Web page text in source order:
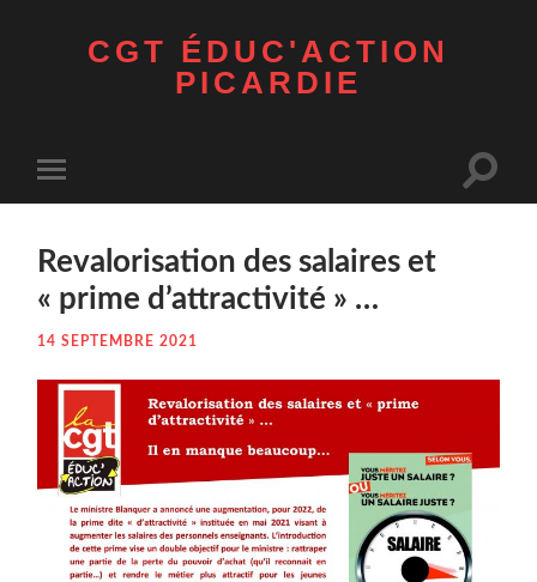
CGT ÉDUC'ACTION
PICARDIE
mobile
Toggle
Reva­lo­ri­sa­tion des salaires et
« prime d’attractivité » …
14 SEPTEMBRE 2021